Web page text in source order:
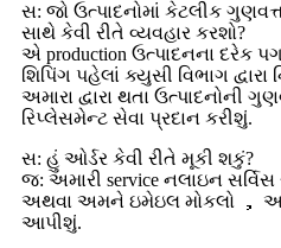
સ: જો ઉત્પાદનોમાં કેટલીક
સાથે કેવી રીતે વ્યવહાર કરશો?
એ production ઉત્પાદનના દરેક
શિપિંગ પહેલાં ક્યુસી વિભાગ
અમારા દ્વારા થતા ઉત્પાદનોની
રિપ્લેસમેન્ટ સેવા પ્રદાન કરીશું.
સ: હું ઓર્ડર કેવી રીતે મૂકી શકું?
જ: અમારી service નલાઇન
અથવા અમને ઇમેઇલ મોકલો ，
આપીશું.